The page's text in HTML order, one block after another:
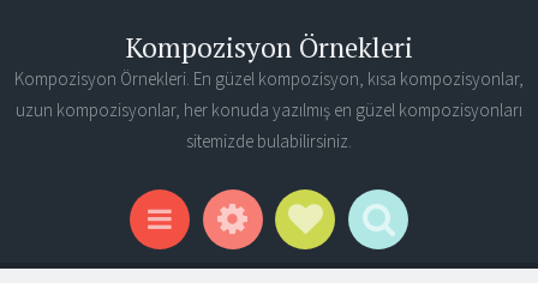
Kompozisyon Örnekleri
Kompozisyon Örnekleri. En güzel kompozisyon, kısa kompozisyonlar,
uzun kompozisyonlar, her konuda yazılmış en güzel kompozisyonları
sitemizde bulabilirsiniz.
Menu WidgetsSocial Links
Search